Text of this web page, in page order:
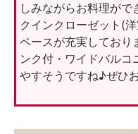
しみながらお料理が
クインクローゼット(
ペースが充実しており
ンク付・ワイドバルコ
やすそうですね♪ぜひ